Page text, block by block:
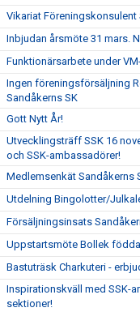
Vikariat Föreningskonsulent
Inbjudan årsmöte 31 mars.
Funktionärsarbete under
Ingen föreningsförsäljning
Sandåkerns SK
Gott Nytt År!
Utvecklingsträff SSK 16
och SSK-ambassadörer!
Medlemsenkät Sandåkerns
Utdelning Bingolotter/
Försäljningsinsats
Uppstartsmöte Bollek
Bastuträsk Charkuteri -
Inspirationskväll med SSK-
sektioner!